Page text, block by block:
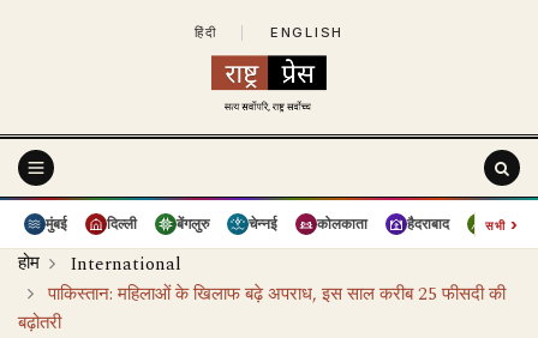
हिंदी ENGLISH
मुंबई दिल्ली बेंगलुरु चेन्नई कोलकाता हैदराबाद पुणे
सभी›
होम
International
पाकिस्तान: महिलाओं के खिलाफ बढ़े अपराध, इस साल करीब 25 फीसदी की
बढ़ोतरी